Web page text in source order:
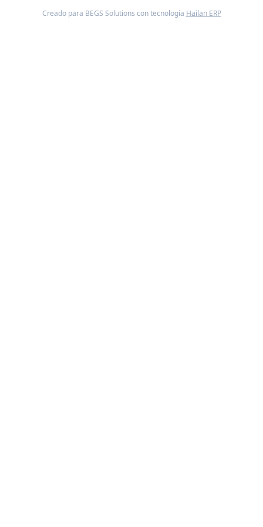
Creado para BEGS Solutions con tecnología Hailan ERP